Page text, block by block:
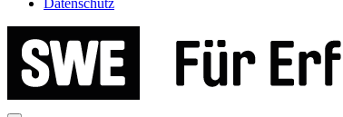
Datenschutz